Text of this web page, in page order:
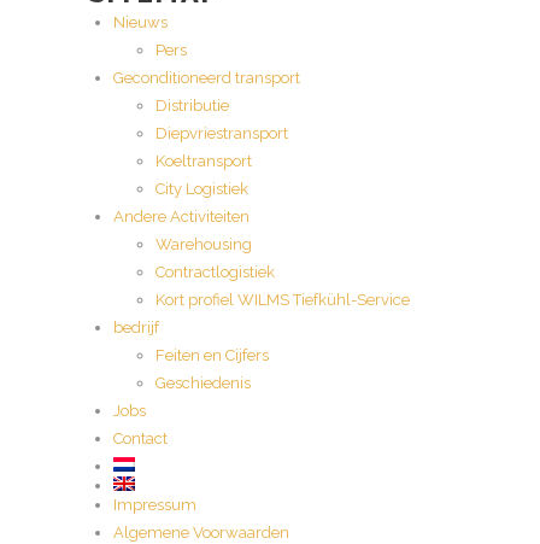
Nieuws
Pers
Geconditioneerd transport
Distributie
Diepvriestransport
Koeltransport
City Logistiek
Andere Activiteiten
Warehousing
Contractlogistiek
Kort profiel WILMS Tiefkühl-Service
bedrijf
Feiten en Cijfers
Geschiedenis
Jobs
Contact
Impressum
Algemene Voorwaarden